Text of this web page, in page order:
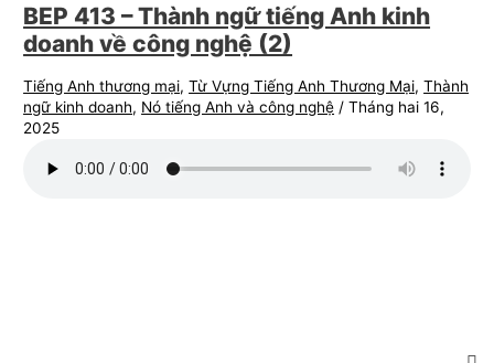
BEP 413 – Thành ngữ tiếng Anh kinh
doanh về công nghệ (2)
Tiếng Anh thương mại,Từ Vựng Tiếng Anh Thương Mại,Thành
ngữ kinh doanh, Nó tiếng Anh và công nghệ /Tháng hai 16,
2025